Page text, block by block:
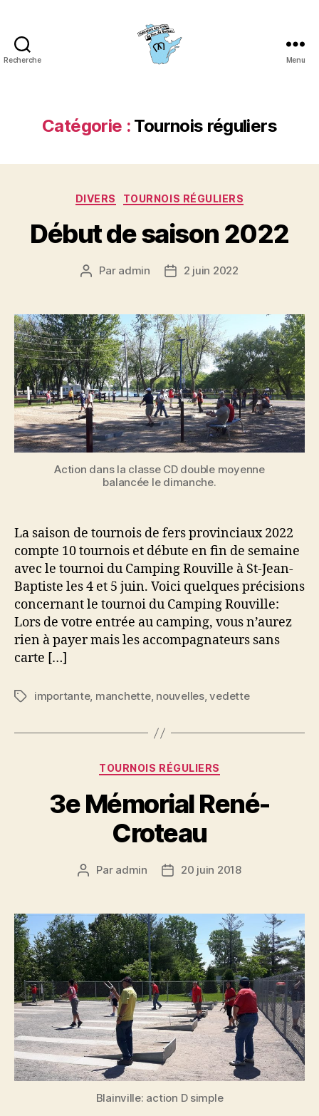
Recherche
de
fers
Québec
Menu
Catégorie : Tournois réguliers
Catégories
DIVERS TOURNOIS RÉGULIERS
Début de saison 2022
Auteur
Par admin
Date2 juin 2022
Action dans la classe CD double moyenne
balancée le dimanche.
La saison de tournois de fers provinciaux 2022
compte 10 tournois et débute en fin de semaine
avec le tournoi du Camping Rouville à St-Jean-
Baptiste les 4 et 5 juin. Voici quelques précisions
concernant le tournoi du Camping Rouville:
Lors de votre entrée au camping, vous n’aurez
rien à payer mais les accompagnateurs sans
carte […]
Étiquettes
importante, manchette, nouvelles,vedette
Catégories
TOURNOIS RÉGULIERS
3e Mémorial René-
Croteau
Auteur
Par admin
Date20 juin 2018
Blainville: action D simple